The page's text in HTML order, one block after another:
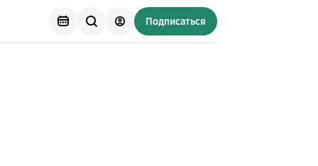
Подписаться